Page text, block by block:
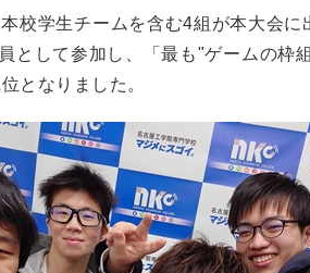
校学生チームを含む4組が本大会
として参加し、「最も"ゲームの
となりました。